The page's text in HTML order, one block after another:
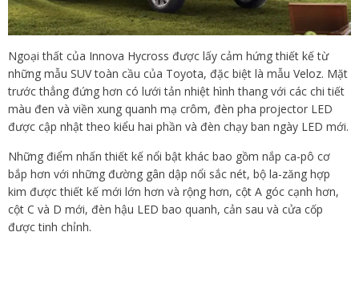
Ngoại thất của Innova Hycross được lấy cảm hứng thiết kế từ
những mẫu SUV toàn cầu của Toyota, đặc biệt là mẫu Veloz. Mặt
trước thẳng đứng hơn có lưới tản nhiệt hình thang với các chi tiết
màu đen và viền xung quanh mạ crôm, đèn pha projector LED
được cập nhật theo kiểu hai phần và đèn chạy ban ngày LED mới.
Những điểm nhấn thiết kế nổi bật khác bao gồm nắp ca-pô cơ
bắp hơn với những đường gân dập nổi sắc nét, bộ la-zăng hợp
kim được thiết kế mới lớn hơn và rộng hơn, cột A góc cạnh hơn,
cột C và D mới, đèn hậu LED bao quanh, cản sau và cửa cốp
được tinh chỉnh.